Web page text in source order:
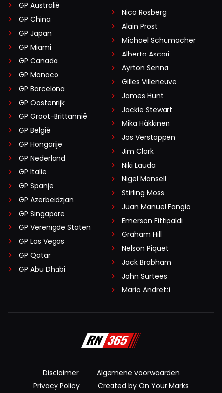
GP Australië
GP China
GP Japan
GP Miami
GP Canada
GP Monaco
GP Barcelona
GP Oostenrijk
GP Groot-Brittannië
GP België
GP Hongarije
GP Nederland
GP Italië
GP Spanje
GP Azerbeidzjan
GP Singapore
GP Verenigde Staten
GP Las Vegas
GP Qatar
GP Abu Dhabi
Nico Rosberg
Alain Prost
Michael Schumacher
Alberto Ascari
Ayrton Senna
Gilles Villeneuve
James Hunt
Jackie Stewart
Mika Häkkinen
Jos Verstappen
Jim Clark
Niki Lauda
Nigel Mansell
Stirling Moss
Juan Manuel Fangio
Emerson Fittipaldi
Graham Hill
Nelson Piquet
Jack Brabham
John Surtees
Mario Andretti
Disclaimer
Algemene voorwaarden
Privacy Policy
Created by On Your Marks